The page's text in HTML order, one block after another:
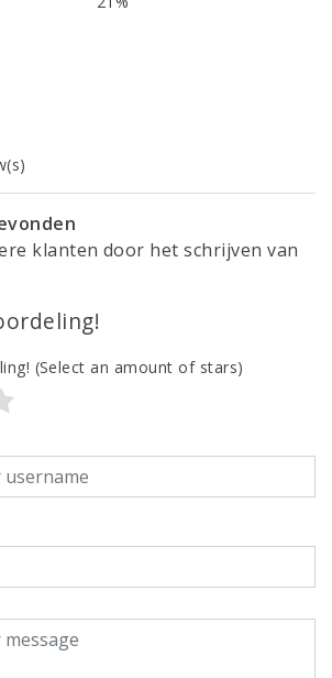
klanten door het schrijven van
(Select an amount of stars)